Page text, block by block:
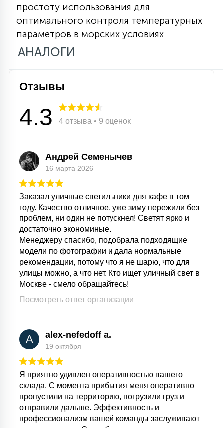
С УПРАВЛЕНИЕМ
АКСЕССУАРЫ
простоту использования для
оптимального контроля температурных
параметров в морских условиях
АНАЛОГИ
Отзывы
4.3 4 отзыва • 9 оценок
Андрей Семенычев
16 марта 2026
Заказал уличные светильники для кафе в том
году. Качество отличное, уже зиму пережили без
проблем, ни один не потускнел! Светят ярко и
достаточно экономиные.
Менеджеру спасибо, подобрала подходящие
модели по фотографии и дала нормальные
рекомендации, потому что я не шарю, что для
улицы можно, а что нет. Кто ищет уличный свет в
Москве - смело обращайтесь!
Посмотреть ответ организации
A alex-nefedoff a.
19 октября
Я приятно удивлен оперативностью вашего
склада. С момента прибытия меня оперативно
пропустили на территорию, погрузили груз и
отправили дальше. Эффективность и
профессионализм вашей команды заслуживают